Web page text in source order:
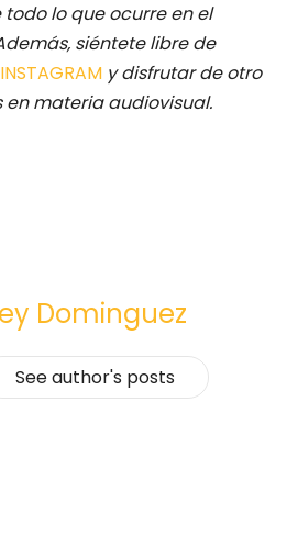
lo que ocurre en el
siéntete libre de
INSTAGRAM y disfrutar de otro
materia audiovisual.
Dominguez
See author's posts